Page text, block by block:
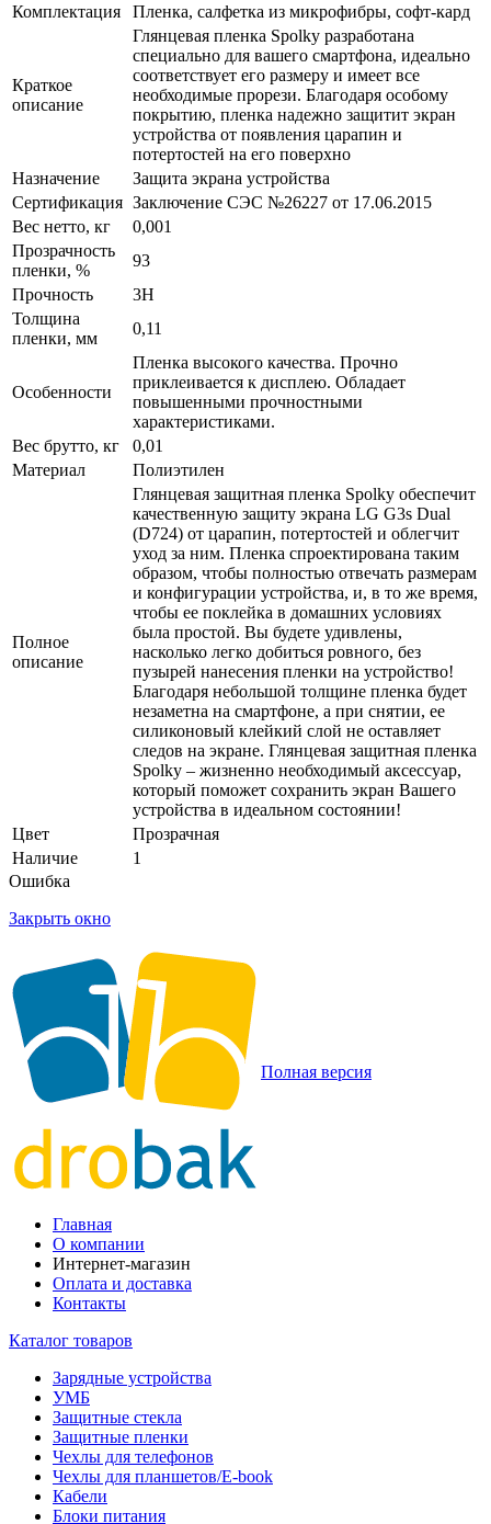
Комплектация
Пленка, салфетка из микрофибры, софт-кард
Краткое
описание
Глянцевая пленка Spolky разработана
специально для вашего смартфона, идеально
соответствует его размеру и имеет все
необходимые прорези. Благодаря особому
покрытию, пленка надежно защитит экран
устройства от появления царапин и
потертостей на его поверхно
Назначение
Защита экрана устройства
Сертификация Заключение СЭС №26227 от 17.06.2015
Вес нетто, кг
0,001
Прозрачность
пленки, %
93
Прочность
3H
Толщина
пленки, мм
0,11
Особенности
Пленка высокого качества. Прочно
приклеивается к дисплею. Обладает
повышенными прочностными
характеристиками.
Вес брутто, кг
0,01
Материал
Полиэтилен
Полное
описание
Глянцевая защитная пленка Spolky обеспечит
качественную защиту экрана LG G3s Dual
(D724) от царапин, потертостей и облегчит
уход за ним. Пленка спроектирована таким
образом, чтобы полностью отвечать размерам
и конфигурации устройства, и, в то же время,
чтобы ее поклейка в домашних условиях
была простой. Вы будете удивлены,
насколько легко добиться ровного, без
пузырей нанесения пленки на устройство!
Благодаря небольшой толщине пленка будет
незаметна на смартфоне, а при снятии, ее
силиконовый клейкий слой не оставляет
следов на экране. Глянцевая защитная пленка
Spolky – жизненно необходимый аксессуар,
который поможет сохранить экран Вашего
устройства в идеальном состоянии!
Цвет
Прозрачная
Наличие
1
Ошибка
Закрыть окно
Полная версия
Главная
О компании
Интернет-магазин
Оплата и доставка
Контакты
Каталог товаров
Зарядные устройства
УМБ
Защитные стекла
Защитные пленки
Чехлы для телефонов
Чехлы для планшетов/E-book
Кабели
Блоки питания